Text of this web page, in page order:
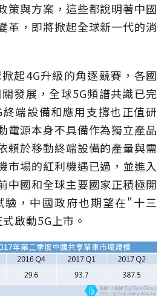
策與方案，這些都說明著中國
革，即將掀起全球新一代的消
起4G升級的角逐競賽，各國
發展，全球5G頻譜共識已完
端設備和應用支撐也正值研
電源本身不具備作為獨立產品
賴於移動終端設備的產量與需
市場的紅利機遇已過，並進入
中國和全球主要國家正積極開
驗，中國政府也期望在"十三
啟動5G上市。